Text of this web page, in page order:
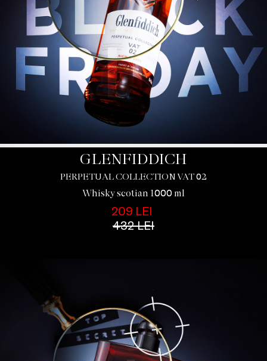
GLENFIDDICH
PERPETUAL COLLECTION VAT 02
Whisky scotian 1000 ml
209 LEI
432 LEI